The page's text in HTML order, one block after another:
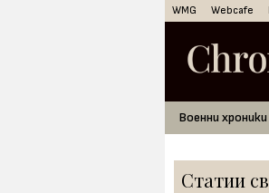
WMG Webcafe
Военни хроники
Статии